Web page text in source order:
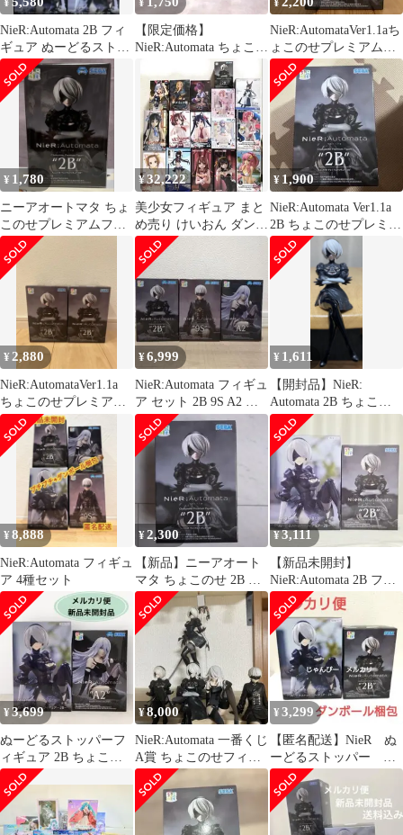
¥
NieR:Automata 2B フィ
ギュア ぬーどるストッ
パー ちょこのせ
¥
【限定価格】
NieR:Automata ちょこの
せ プレミアムフィギュ
ア 2B
¥
NieR:AutomataVer1.1aち
ょこのせプレミアムフ
ィギュア2B
¥ 1,780
ニーアオートマタ ちょ
このせプレミアムフィ
ギュア 2B
¥32,222
美少女フィギュア まと
め売り けいおん ダンジ
ョン飯 ごちうさ 16点セ
ット ❹
¥ 1,900
NieR:Automata Ver1.1a
2B ちょこのせプレミア
ムフィギュア
¥2,880
NieR:AutomataVer1.1a
ちょこのせプレミアム
フィギュア 2体
¥6,999
NieR:Automata フィギュ
ア セット 2B 9S A2 ち
ょこのせ
¥ 1,611
【開封品】NieR:
Automata 2B ちょこの
せ フィギュア
¥8,888
NieR:Automata フィギュ
ア 4種セット
¥2,300
​【新品】ニーアオート
マタ ちょこのせ 2B ヨ
ルハ二号B型 フィギュ
アのみ
¥3,111
【新品未開封】
NieR:Automata 2B フィ
ギュア 2種 セット
¥3,699
ぬーどるストッパーフ
ィギュア 2B ちょこの
せプレミアムフィギュ
ア A2
¥8,000
NieR:Automata 一番くじ
A賞 ちょこのせフィギ
ュア 2B9S A2
¥ 3,299
【匿名配送】NieR ぬ
ーどるストッパー ち
ょこのせ 2B フィギ
ュアセット